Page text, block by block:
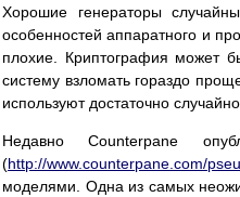
Хорошие генераторы
особенностей аппаратного и
плохие. Криптография может
систему взломать гораздо
используют достаточно
Недавно Counterpane
(http://www.counterpane.com/
моделями. Одна из самых